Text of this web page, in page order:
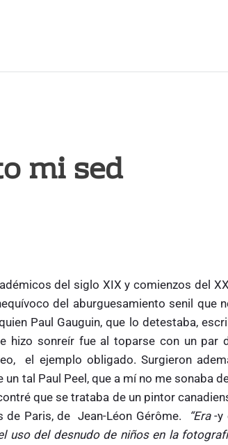
mi sed
del siglo XIX y comienzos del
del aburguesamiento senil que
​Paul Gauguin, que lo detestaba,
hizo sonreír fue al toparse con un par
el ejemplo obligado. Surgieron
tal Paul Peel, que a mí no me sonaba
que se trataba de un pintor
Paris, de Jean-Léon Gérôme.
“Era-y
uso del desnudo de niños en la